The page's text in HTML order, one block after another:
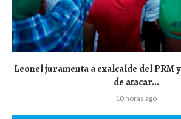
Leonel juramenta a exalcalde del PRM
de atacar...
10 horas ago